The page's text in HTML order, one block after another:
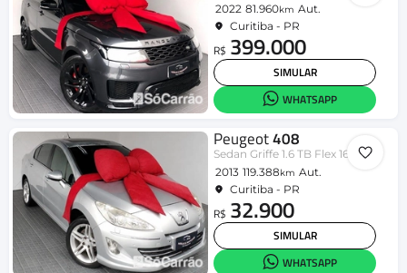
2022 81.960km Aut.
Curitiba - PR
R$ 399.000
SIMULAR
WHATSAPP
Peugeot408
Sedan Griffe 1.6 TB Flex 16V 4p Aut.
2013 119.388km Aut.
Curitiba - PR
R$ 32.900
SIMULAR
WHATSAPP